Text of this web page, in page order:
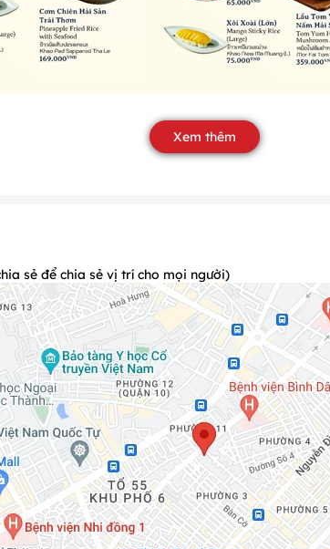
Xem thêm
sẻ để chia sẻ vị trí cho mọi người)